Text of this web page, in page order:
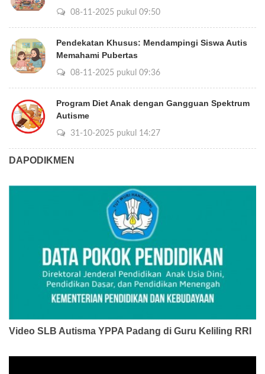
08-11-2025 pukul 09:50
Pendekatan Khusus: Mendampingi Siswa Autis
Memahami Pubertas
08-11-2025 pukul 09:36
Program Diet Anak dengan Gangguan Spektrum
Autisme
31-10-2025 pukul 14:27
DAPODIKMEN
Video SLB Autisma YPPA Padang di Guru Keliling RRI